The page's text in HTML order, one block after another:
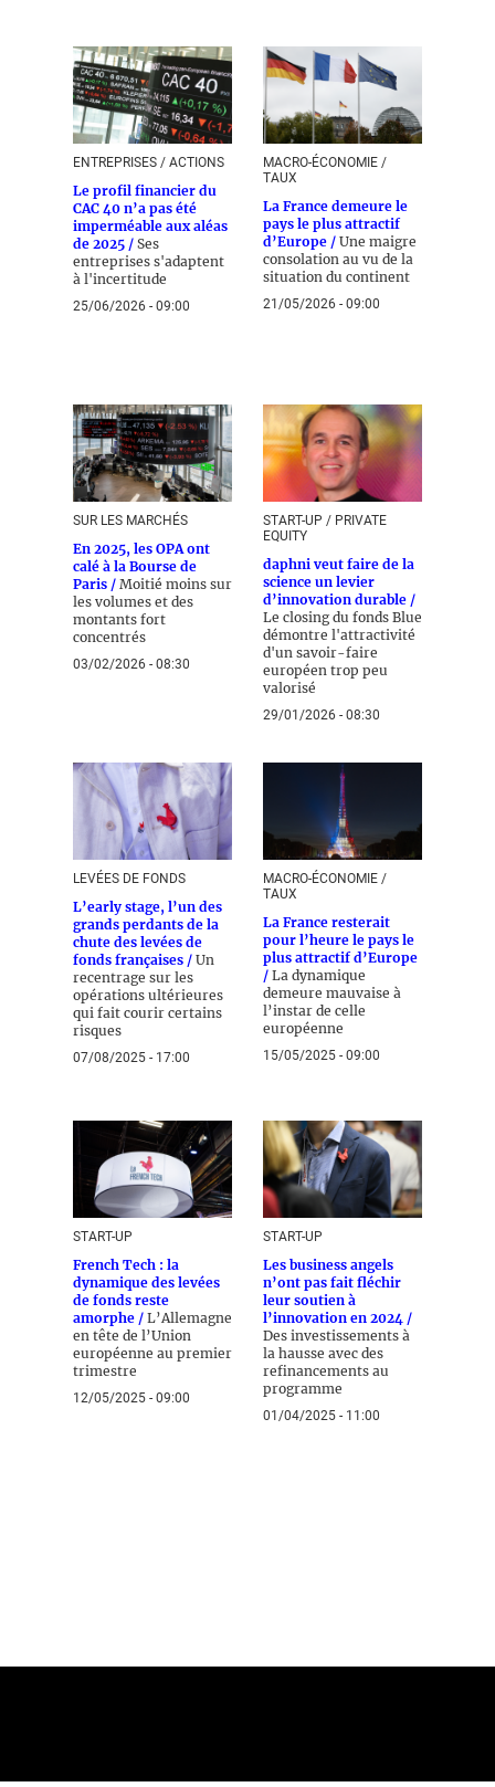
ENTREPRISES / ACTIONS
Le profil financier du
CAC 40 n’a pas été
imperméable aux aléas
de 2025 / Ses
entreprises s'adaptent
à l'incertitude
25/06/2026 - 09:00
MACRO-ÉCONOMIE /
TAUX
La France demeure le
pays le plus attractif
d’Europe / Une maigre
consolation au vu de la
situation du continent
21/05/2026 - 09:00
SUR LES MARCHÉS
En 2025, les OPA ont
calé à la Bourse de
Paris / Moitié moins sur
les volumes et des
montants fort
concentrés
03/02/2026 - 08:30
START-UP / PRIVATE
EQUITY
daphni veut faire de la
science un levier
d’innovation durable /
Le closing du fonds Blue
démontre l'attractivité
d'un savoir-faire
européen trop peu
valorisé
29/01/2026 - 08:30
LEVÉES DE FONDS
L’early stage, l’un des
grands perdants de la
chute des levées de
fonds françaises / Un
recentrage sur les
opérations ultérieures
qui fait courir certains
risques
07/08/2025 - 17:00
MACRO-ÉCONOMIE /
TAUX
La France resterait
pour l’heure le pays le
plus attractif d’Europe
/ La dynamique
demeure mauvaise à
l’instar de celle
européenne
15/05/2025 - 09:00
START-UP
French Tech : la
dynamique des levées
de fonds reste
amorphe / L’Allemagne
en tête de l’Union
européenne au premier
trimestre
12/05/2025 - 09:00
START-UP
Les business angels
n’ont pas fait fléchir
leur soutien à
l’innovation en 2024 /
Des investissements à
la hausse avec des
refinancements au
programme
01/04/2025 - 11:00